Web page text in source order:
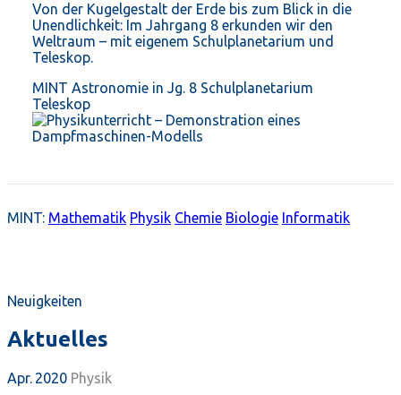
Von der Kugelgestalt der Erde bis zum Blick in die
Unendlichkeit: Im Jahrgang 8 erkunden wir den
Weltraum – mit eigenem Schulplanetarium und
Teleskop.
MINT Astronomie in Jg. 8 Schulplanetarium
Teleskop
MINT: Mathematik Physik Chemie Biologie Informatik
Neuigkeiten
Aktuelles
Apr. 2020 Physik